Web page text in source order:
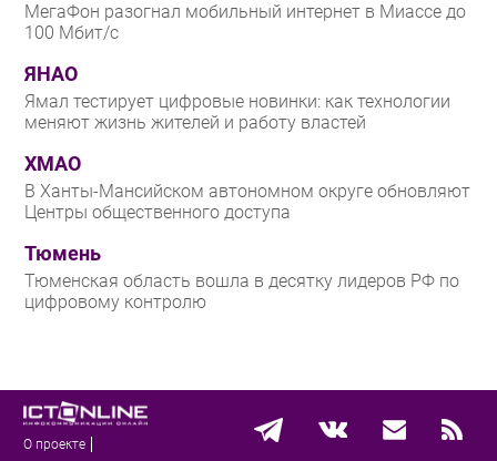
МегаФон разогнал мобильный интернет в Миассе до
100 Мбит/с
ЯНАО
Ямал тестирует цифровые новинки: как технологии
меняют жизнь жителей и работу властей
ХМАО
В Ханты-Мансийском автономном округе обновляют
Центры общественного доступа
Тюмень
Тюменская область вошла в десятку лидеров РФ по
цифровому контролю
О проекте